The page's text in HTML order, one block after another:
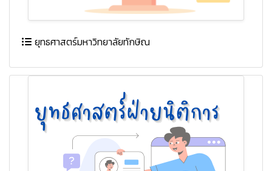
ยุทธศาสตร์มหาวิทยาลัยทักษิณ